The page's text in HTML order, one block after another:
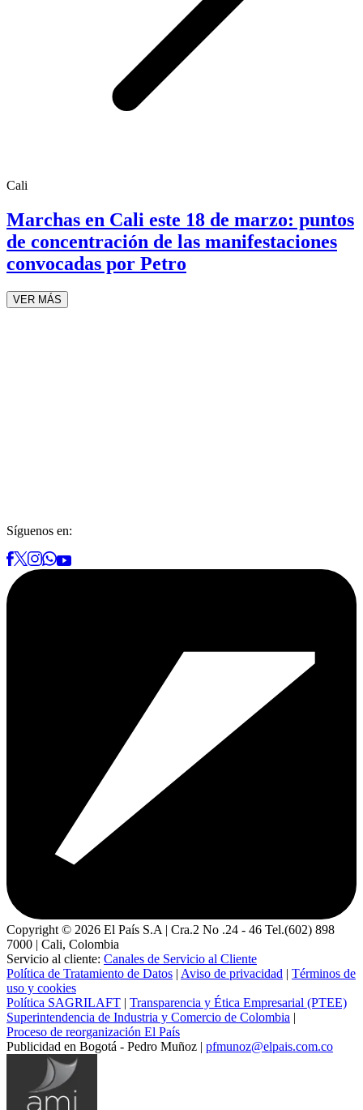
Cali
Marchas en Cali este 18 de marzo: puntos
de concentración de las manifestaciones
convocadas por Petro
VER MÁS
Síguenos en:
Copyright © 2026 El País S.A | Cra.2 No .24 - 46 Tel.(602) 898
7000 | Cali, Colombia
Servicio al cliente: Canales de Servicio al Cliente
Política de Tratamiento de Datos | Aviso de privacidad | Términos de
uso y cookies
Política SAGRILAFT | Transparencia y Ética Empresarial (PTEE)
Superintendencia de Industria y Comercio de Colombia |
Proceso de reorganización El País
Publicidad en Bogotá - Pedro Muñoz | pfmunoz@elpais.com.co